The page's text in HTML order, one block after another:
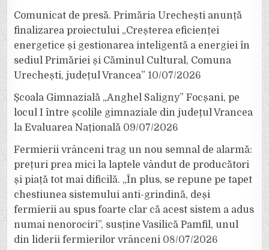
Comunicat de presă. Primăria Urechești anunță
finalizarea proiectului „Creșterea eficienței
energetice și gestionarea inteligentă a energiei în
sediul Primăriei și Căminul Cultural, Comuna
Urechești, județul Vrancea” 10/07/2026
Școala Gimnazială „Anghel Saligny” Focșani, pe
locul I între școlile gimnaziale din județul Vrancea
la Evaluarea Națională 09/07/2026
Fermierii vrânceni trag un nou semnal de alarmă:
prețuri prea mici la laptele vândut de producători
și piață tot mai dificilă. „În plus, se repune pe tapet
chestiunea sistemului anti-grindină, deși
fermierii au spus foarte clar că acest sistem a adus
numai nenorociri”, susține Vasilică Pamfil, unul
din liderii fermierilor vrânceni 08/07/2026